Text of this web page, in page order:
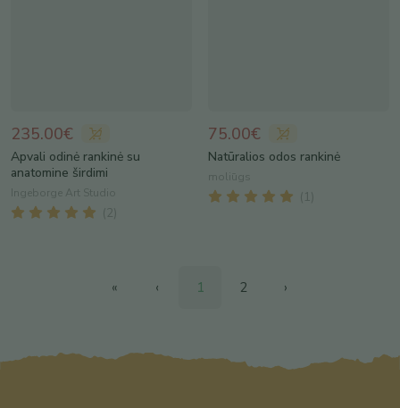
235.00€
Apvali odinė rankinė su
anatomine širdimi
Ingeborge Art Studio
( 2
75.00€
Natūralios odos rankinė
moliūgs
( 1
« ‹ 1 2 ›